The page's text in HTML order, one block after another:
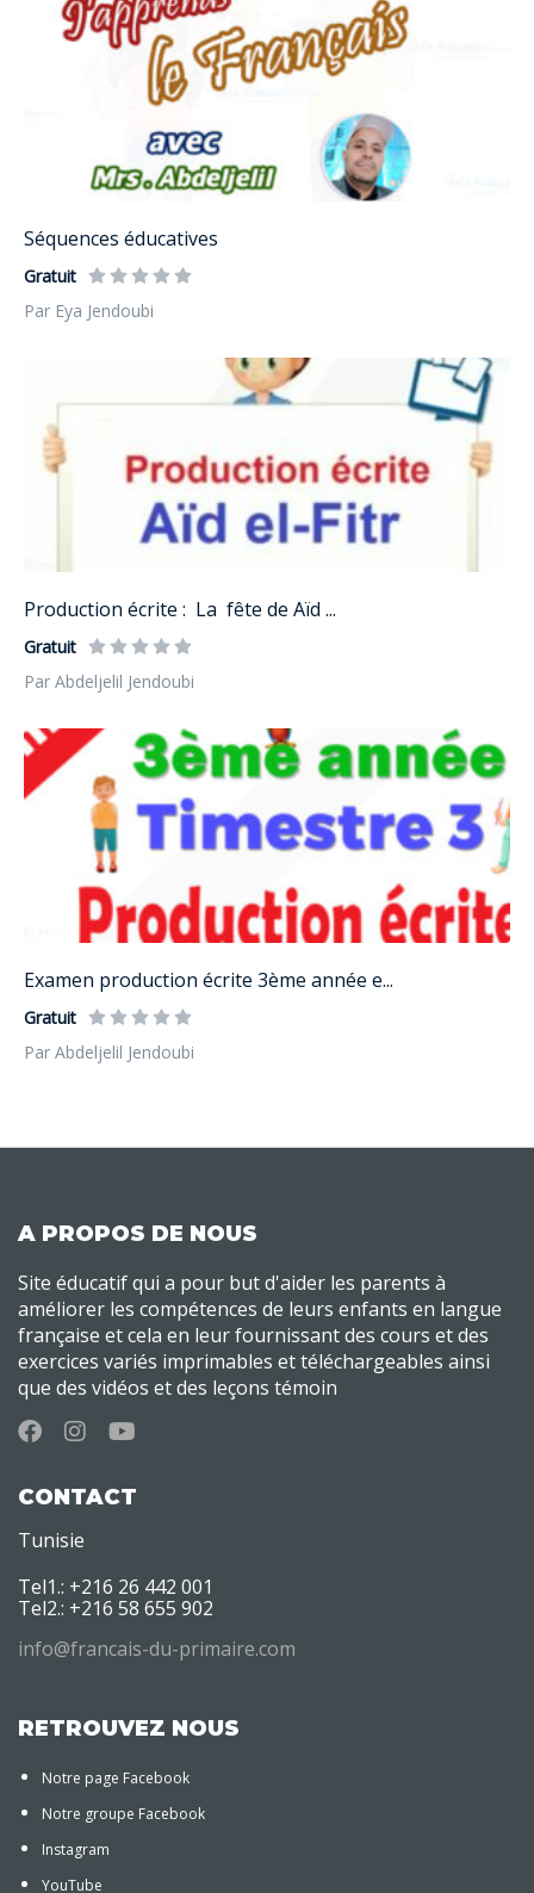
Séquences éducatives
Gratuit
Par Eya Jendoubi
Production écrite : La fête de Aïd ...
Gratuit
Par Abdeljelil Jendoubi
Examen production écrite 3ème année e...
Gratuit
Par Abdeljelil Jendoubi
A PROPOS DE NOUS
Site éducatif qui a pour but d'aider les parents à
améliorer les compétences de leurs enfants en langue
française et cela en leur fournissant des cours et des
exercices variés imprimables et téléchargeables ainsi
que des vidéos et des leçons témoin
CONTACT
Tunisie
Tel1.: +216 26 442 001
Tel2.: +216 58 655 902
info@francais-du-primaire.com
RETROUVEZ NOUS
Notre page Facebook
Notre groupe Facebook
Instagram
YouTube